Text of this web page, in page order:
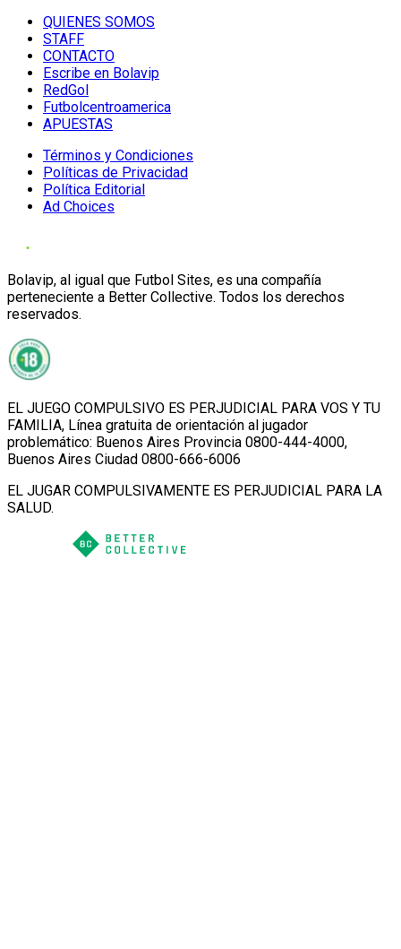
QUIENES SOMOS
STAFF
CONTACTO
Escribe en Bolavip
RedGol
Futbolcentroamerica
APUESTAS
Términos y Condiciones
Políticas de Privacidad
Política Editorial
Ad Choices
Bolavip, al igual que Futbol Sites, es una compañía
perteneciente a Better Collective. Todos los derechos
reservados.
EL JUEGO COMPULSIVO ES PERJUDICIAL PARA VOS Y TU
FAMILIA, Línea gratuita de orientación al jugador
problemático: Buenos Aires Provincia 0800-444-4000,
Buenos Aires Ciudad 0800-666-6006
EL JUGAR COMPULSIVAMENTE ES PERJUDICIAL PARA LA
SALUD.